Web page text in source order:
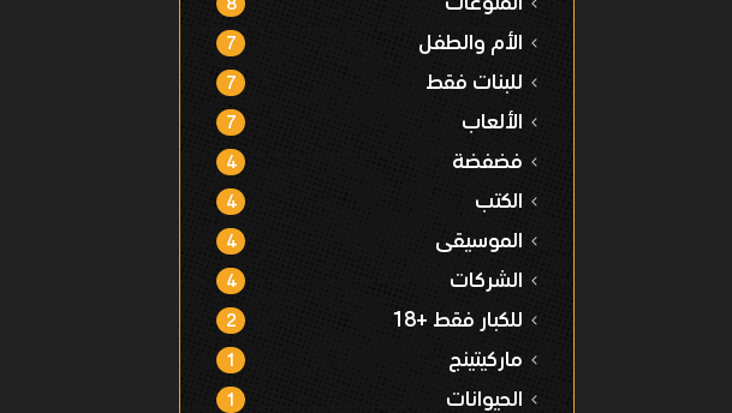
الأم والطفل 7
للبنات فقط 7
الألعاب 7
فضفضة 4
الكتب 4
الموسيقى 4
الشركات 4
للكبار فقط +18 2
ماركيتينج 1
الحيوانات 1